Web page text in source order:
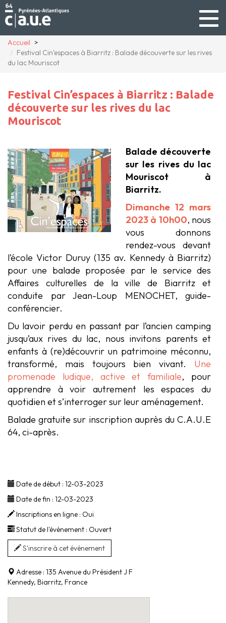
Accueil
Festival Cin’espaces à Biarritz : Balade découverte sur les rives
du lac Mouriscot
Festival Cin’espaces à Biarritz : Balade
découverte sur les rives du lac
Mouriscot
Balade découverte
sur les rives du lac
Mouriscot à
Biarritz.
Dimanche 12 mars
2023 à 10h00, nous
vous donnons
rendez-vous devant
l’école Victor Duruy (135 av. Kennedy à Biarritz)
pour une balade proposée par le service des
Affaires culturelles de la ville de Biarritz et
conduite par Jean-Loup MENOCHET, guide-
conférencier.
Du lavoir perdu en passant par l’ancien camping
jusqu’aux rives du lac, nous invitons parents et
enfants à (re)découvrir un patrimoine méconnu,
transformé, mais toujours bien vivant. Une
promenade ludique, active et familiale, pour
apprendre à voir autrement les espaces du
quotidien et s’interroger sur leur aménagement.
Balade gratuite sur inscription auprès du C.A.U.E
64, ci-après.
Date de début : 12-03-2023
Date de fin : 12-03-2023
Inscriptions en ligne : Oui
Statut de l'évènement : Ouvert
S'inscrire à cet événement
Adresse : 135 Avenue du Président J F
Kennedy, Biarritz, France